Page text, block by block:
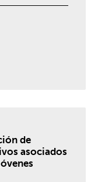
de
asociados